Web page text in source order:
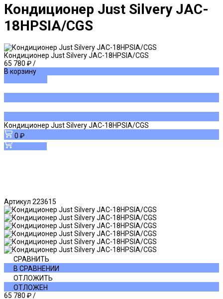
Кондиционер Just Silvery JAC-
18HPSIA/CGS
Кондиционер Just Silvery JAC-18HPSIA/CGS
65 780 ₽/
В корзину
Кондиционер Just Silvery JAC-18HPSIA/CGS
0 ₽
Артикул 223615
СРАВНИТЬ
В СРАВНЕНИИ
ОТЛОЖИТЬ
ОТЛОЖЕН
65 780 ₽/